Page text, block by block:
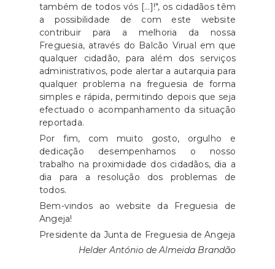
também de todos vós [...]!", os cidadãos têm
a possibilidade de com este website
contribuir para a melhoria da nossa
Freguesia, através do Balcão Virual em que
qualquer cidadão, para além dos serviços
administrativos, pode alertar a autarquia para
qualquer problema na freguesia de forma
simples e rápida, permitindo depois que seja
efectuado o acompanhamento da situação
reportada.
Por fim, com muito gosto, orgulho e
dedicação desempenhamos o nosso
trabalho na proximidade dos cidadãos, dia a
dia para a resolução dos problemas de
todos.
Bem-vindos ao website da Freguesia de
Angeja!
Presidente da Junta de Freguesia de Angeja
Helder António de Almeida Brandão